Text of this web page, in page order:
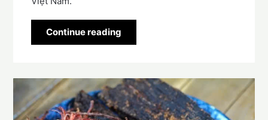
Continue reading